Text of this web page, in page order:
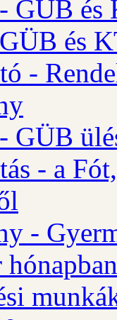
GÜB és
és
-
GÜB
- a
-